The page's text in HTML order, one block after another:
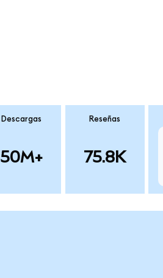
Descargas
50M+
Reseñas
75.8K